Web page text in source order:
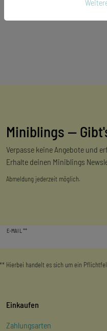
Miniblings —
Verpasse keine Angebote und
Erhalte deinen Miniblings
Abmeldung jederzeit möglich.
E-MAIL **
** Hierbei handelt es sich um ein
Einkaufen
Zahlungsarten